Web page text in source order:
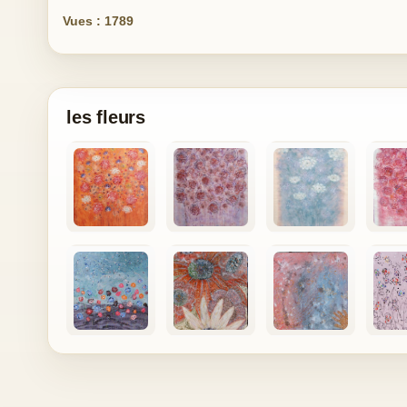
Vues : 1789
les fleurs